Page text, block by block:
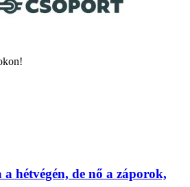
hétvégén, de nő a záporok,